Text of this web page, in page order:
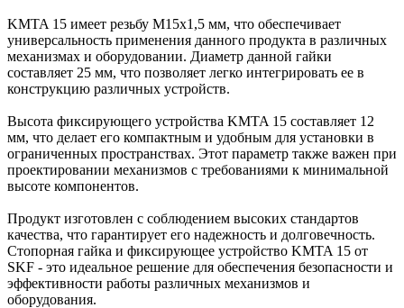
KMTA 15 имеет резьбу M15x1,5 мм, что обеспечивает
универсальность применения данного продукта в различных
механизмах и оборудовании. Диаметр данной гайки
составляет 25 мм, что позволяет легко интегрировать ее в
конструкцию различных устройств.
Высота фиксирующего устройства KMTA 15 составляет 12
мм, что делает его компактным и удобным для установки в
ограниченных пространствах. Этот параметр также важен при
проектировании механизмов с требованиями к минимальной
высоте компонентов.
Продукт изготовлен с соблюдением высоких стандартов
качества, что гарантирует его надежность и долговечность.
Стопорная гайка и фиксирующее устройство KMTA 15 от
SKF - это идеальное решение для обеспечения безопасности и
эффективности работы различных механизмов и
оборудования.